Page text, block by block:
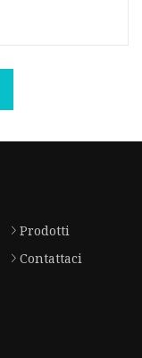
Prodotti
Contattaci